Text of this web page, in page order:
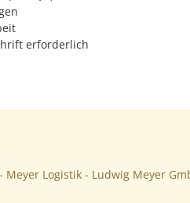
erforderlich
Logistik - Ludwig Meyer